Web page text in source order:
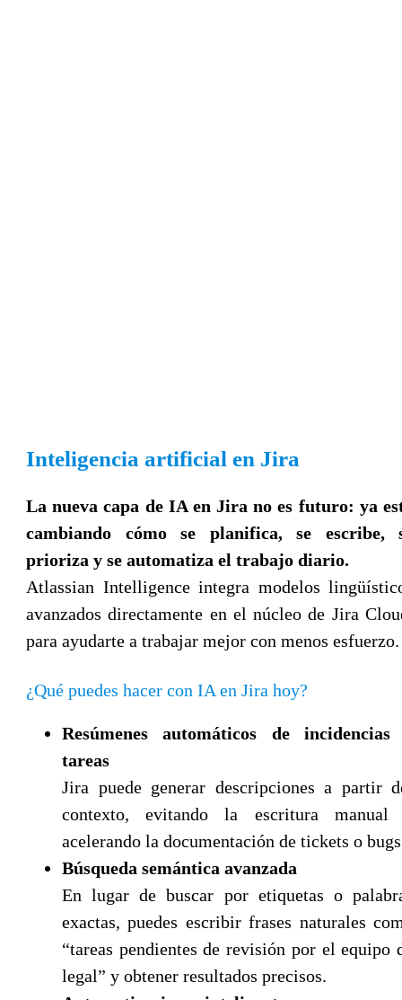
Inteligencia artificial en Jira
La nueva capa de IA en Jira no es futuro: ya
cambiando cómo se planifica, se escribe,
prioriza y se automatiza el trabajo diario.
Atlassian Intelligence integra modelos
avanzados directamente en el núcleo de Jira
para ayudarte a trabajar mejor con menos esfuerzo.
¿Qué puedes hacer con IA en Jira hoy?
Resúmenes automáticos de
tareas
Jira puede generar descripciones a partir
contexto, evitando la escritura manual
acelerando la documentación de tickets o
Búsqueda semántica avanzada
En lugar de buscar por etiquetas o
exactas, puedes escribir frases naturales
“tareas pendientes de revisión por el equipo
legal” y obtener resultados precisos.